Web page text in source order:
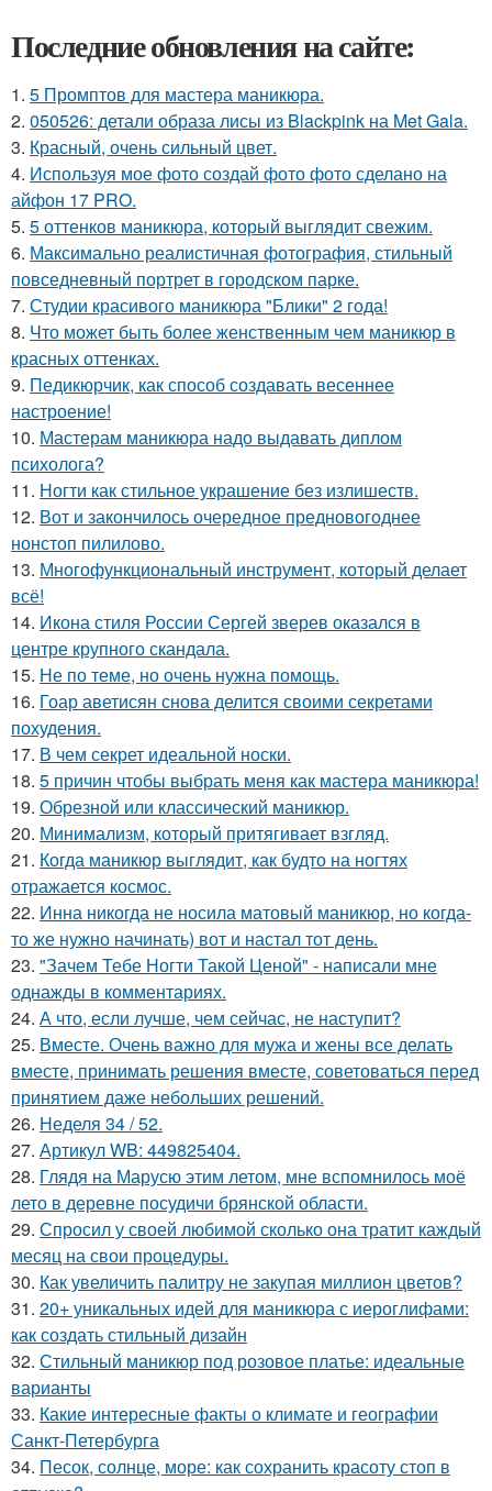
Последние обновления на сайте:
1. 5 Промптов для мастера маникюра.
2. 050526: детали образа лисы из Blackpink на Met Gala.
3. Красный, очень сильный цвет.
4. Используя мое фото создай фото фото сделано на
айфон 17 PRO.
5. 5 оттенков маникюра, который выглядит свежим.
6. Максимально реалистичная фотография, стильный
повседневный портрет в городском парке.
7. Студии красивого маникюра "Блики" 2 года!
8. Что может быть более женственным чем маникюр в
красных оттенках.
9. Педикюрчик, как способ создавать весеннее
настроение!
10. Мастерам маникюра надо выдавать диплом
психолога?
11. Ногти как стильное украшение без излишеств.
12. Вот и закончилось очередное предновогоднее
нонстоп пилилово.
13. Многофункциональный инструмент, который делает
всё!
14. Икона стиля России Сергей зверев оказался в
центре крупного скандала.
15. Не по теме, но очень нужна помощь.
16. Гоар аветисян снова делится своими секретами
похудения.
17. В чем секрет идеальной носки.
18. 5 причин чтобы выбрать меня как мастера маникюра!
19. Обрезной или классический маникюр.
20. Минимализм, который притягивает взгляд.
21. Когда маникюр выглядит, как будто на ногтях
отражается космос.
22. Инна никогда не носила матовый маникюр, но когда-
то же нужно начинать) вот и настал тот день.
23. "Зачем Тебе Ногти Такой Ценой" - написали мне
однажды в комментариях.
24. А что, если лучше, чем сейчас, не наступит?
25. Вместе. Очень важно для мужа и жены все делать
вместе, принимать решения вместе, советоваться перед
принятием даже небольших решений.
26. Неделя 34 / 52.
27. Артикул WB: 449825404.
28. Глядя на Марусю этим летом, мне вспомнилось моё
лето в деревне посудичи брянской области.
29. Спросил у своей любимой сколько она тратит каждый
месяц на свои процедуры.
30. Как увеличить палитру не закупая миллион цветов?
31. 20+ уникальных идей для маникюра с иероглифами:
как создать стильный дизайн
32. Стильный маникюр под розовое платье: идеальные
варианты
33. Какие интересные факты о климате и географии
Санкт-Петербурга
34. Песок, солнце, море: как сохранить красоту стоп в